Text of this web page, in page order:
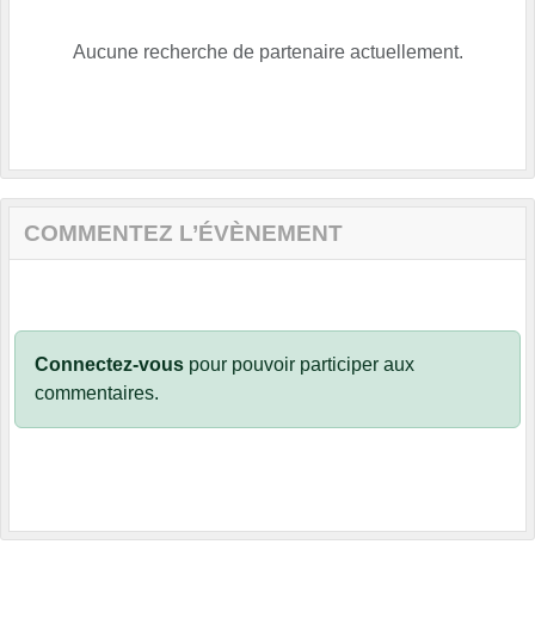
Aucune recherche de partenaire actuellement.
COMMENTEZ L’ÉVÈNEMENT
Connectez-vous pour pouvoir participer aux
commentaires.